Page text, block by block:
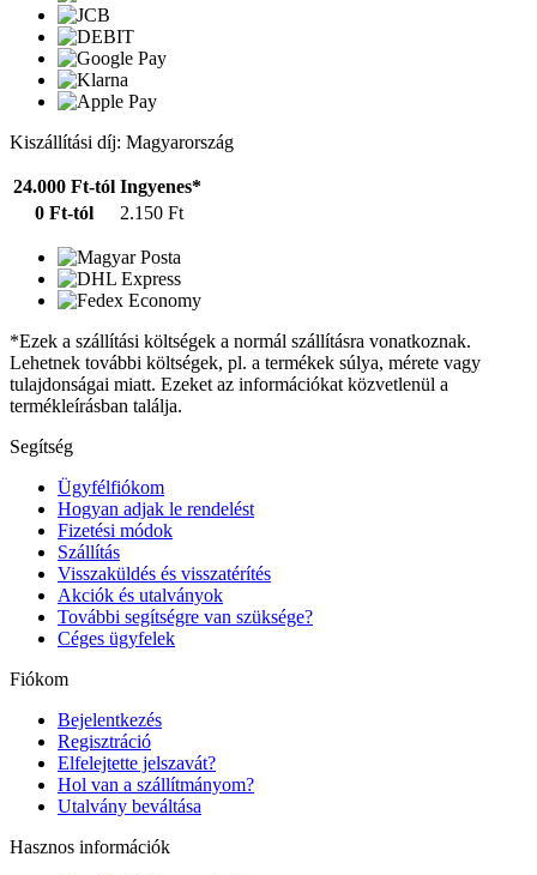
Kiszállítási díj: Magyarország
24.000 Ft-tól Ingyenes*
0 Ft-tól
2.150 Ft
*Ezek a szállítási költségek a normál szállításra vonatkoznak.
Lehetnek további költségek, pl. a termékek súlya, mérete vagy
tulajdonságai miatt. Ezeket az információkat közvetlenül a
termékleírásban találja.
Segítség
Ügyfélfiókom
Hogyan adjak le rendelést
Fizetési módok
Szállítás
Visszaküldés és visszatérítés
Akciók és utalványok
További segítségre van szüksége?
Céges ügyfelek
Fiókom
Bejelentkezés
Regisztráció
Elfelejtette jelszavát?
Hol van a szállítmányom?
Utalvány beváltása
Hasznos információk